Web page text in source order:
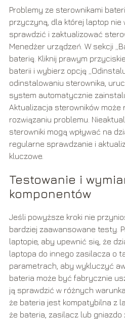
Problemy ze sterownikami
przyczyną, dla której laptop nie
sprawdzić i zaktualizować
Menedżer urządzeń. W sekcji
baterię. Kliknij prawym
baterii i wybierz opcję
odinstalowaniu sterownika,
system automatycznie
Aktualizacja sterowników może
rozwiązaniu problemu.
sterowniki mogą wpływać na
regularne sprawdzanie i
kluczowe.
Testowanie i
komponentów
Jeśli powyższe kroki nie
bardziej zaawansowane testy.
laptopie, aby upewnić się, że
laptopa do innego zasilacza o
parametrach, aby wykluczyć
bateria może być fabrycznie
ją sprawdzić w różnych
że bateria jest kompatybilna z
że bateria, zasilacz lub gniazdo